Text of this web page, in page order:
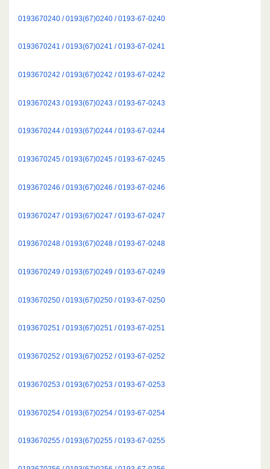
0193670240 / 0193(67)0240 / 0193-67-0240
0193670241 / 0193(67)0241 / 0193-67-0241
0193670242 / 0193(67)0242 / 0193-67-0242
0193670243 / 0193(67)0243 / 0193-67-0243
0193670244 / 0193(67)0244 / 0193-67-0244
0193670245 / 0193(67)0245 / 0193-67-0245
0193670246 / 0193(67)0246 / 0193-67-0246
0193670247 / 0193(67)0247 / 0193-67-0247
0193670248 / 0193(67)0248 / 0193-67-0248
0193670249 / 0193(67)0249 / 0193-67-0249
0193670250 / 0193(67)0250 / 0193-67-0250
0193670251 / 0193(67)0251 / 0193-67-0251
0193670252 / 0193(67)0252 / 0193-67-0252
0193670253 / 0193(67)0253 / 0193-67-0253
0193670254 / 0193(67)0254 / 0193-67-0254
0193670255 / 0193(67)0255 / 0193-67-0255